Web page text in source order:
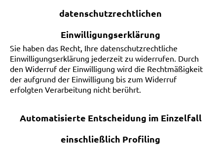
datenschutzrechtlichen
Einwilligungserklärung
Sie haben das Recht, Ihre datenschutzrechtliche
Einwilligungserklärung jederzeit zu widerrufen. Durch
den Widerruf der Einwilligung wird die Rechtmäßigkeit
der aufgrund der Einwilligung bis zum Widerruf
erfolgten Verarbeitung nicht berührt.
Automatisierte Entscheidung im Einzelfall
einschließlich Profiling